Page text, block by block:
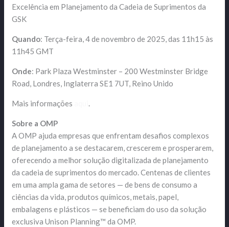
Excelência em Planejamento da Cadeia de Suprimentos da
GSK
Quando: Terça-feira, 4 de novembro de 2025, das 11h15 às
11h45 GMT
Onde: Park Plaza Westminster – 200 Westminster Bridge
Road, Londres, Inglaterra SE1 7UT, Reino Unido
Mais informações .
Sobre a OMP
A OMP ajuda empresas que enfrentam desafios complexos
de planejamento a se destacarem, crescerem e prosperarem,
oferecendo a melhor solução digitalizada de planejamento
da cadeia de suprimentos do mercado. Centenas de clientes
em uma ampla gama de setores — de bens de consumo a
ciências da vida, produtos químicos, metais, papel,
embalagens e plásticos — se beneficiam do uso da solução
exclusiva Unison Planning™ da OMP.